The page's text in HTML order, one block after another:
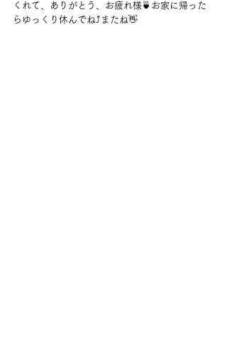
くれて、ありがとう、お疲れ様🍵お家に帰った
らゆっくり休んでね⤴またね👋